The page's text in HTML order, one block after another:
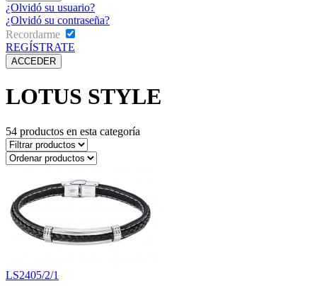
¿Olvidó su usuario?
¿Olvidó su contraseña?
Recordarme
REGÍSTRATE
LOTUS STYLE
54 productos en esta categoría
LS2405/2/1